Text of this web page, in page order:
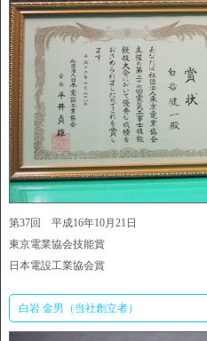
第37回 平成16年10月21日
東京電業協会技能賞
日本電設工業協会賞
白岩 金男（当社創立者）